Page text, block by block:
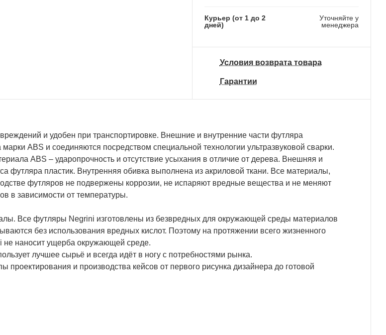
Курьер (от 1 до 2
дней)
Уточняйте у
менеджера
Условия возврата товара
Гарантии
и удобен при транспортировке. Внешние и внутренние части футляра
марки ABS и соединяются посредством специальной технологии ультразвуковой сварки.
ABS – ударопрочность и отсутствие усыхания в отличие от дерева. Внешняя и
футляра пластик. Внутренняя обивка выполнена из акриловой ткани. Все материалы,
футляров не подвержены коррозии, не испаряют вредные вещества и не меняют
в зависимости от температуры.
Все футляры Negrini изготовлены из безвредных для окружающей среды материалов
без использования вредных кислот. Поэтому на протяжении всего жизненного
не наносит ущерба окружающей среде.
лучшее сырьё и всегда идёт в ногу с потребностями рынка.
проектирования и производства кейсов от первого рисунка дизайнера до готовой